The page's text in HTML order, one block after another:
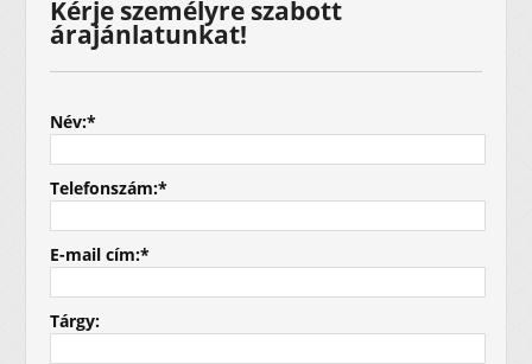
Kérje személyre szabott
árajánlatunkat!
Név:*
Telefonszám:*
E-mail cím:*
Tárgy: